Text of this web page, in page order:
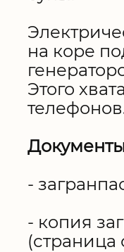
на коре
Этого
-
- копия
(страница